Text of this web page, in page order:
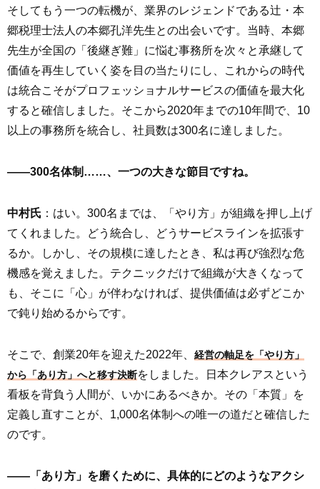
そしてもう一つの転機が、業界のレジェンドである辻・本
郷税理士法人の本郷孔洋先生との出会いです。当時、本郷
先生が全国の「後継ぎ難」に悩む事務所を次々と承継して
価値を再生していく姿を目の当たりにし、これからの時代
は統合こそがプロフェッショナルサービスの価値を最大化
すると確信しました。そこから2020年までの10年間で、10
以上の事務所を統合し、社員数は300名に達しました。
――300名体制……、一つの大きな節目ですね。
中村氏 ：はい。300名までは、「やり方」が組織を押し上げ
てくれました。どう統合し、どうサービスラインを拡張す
るか。しかし、その規模に達したとき、私は再び強烈な危
機感を覚えました。テクニックだけで組織が大きくなって
も、そこに「心」が伴わなければ、提供価値は必ずどこか
で鈍り始めるからです。
そこで、創業20年を迎えた2022年、 経営の軸足を「やり方」
から「あり方」へと移す決断をしました。日本クレアスという
看板を背負う人間が、いかにあるべきか。その「本質」を
定義し直すことが、1,000名体制への唯一の道だと確信した
のです。
――「あり方」を磨くために、具体的にどのようなアクシ